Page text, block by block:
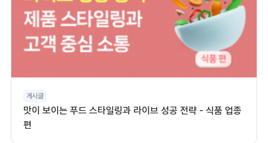
게시글
맛이 보이는 푸드 스타일링과 라이브 성공 전략 - 식품 업종
편